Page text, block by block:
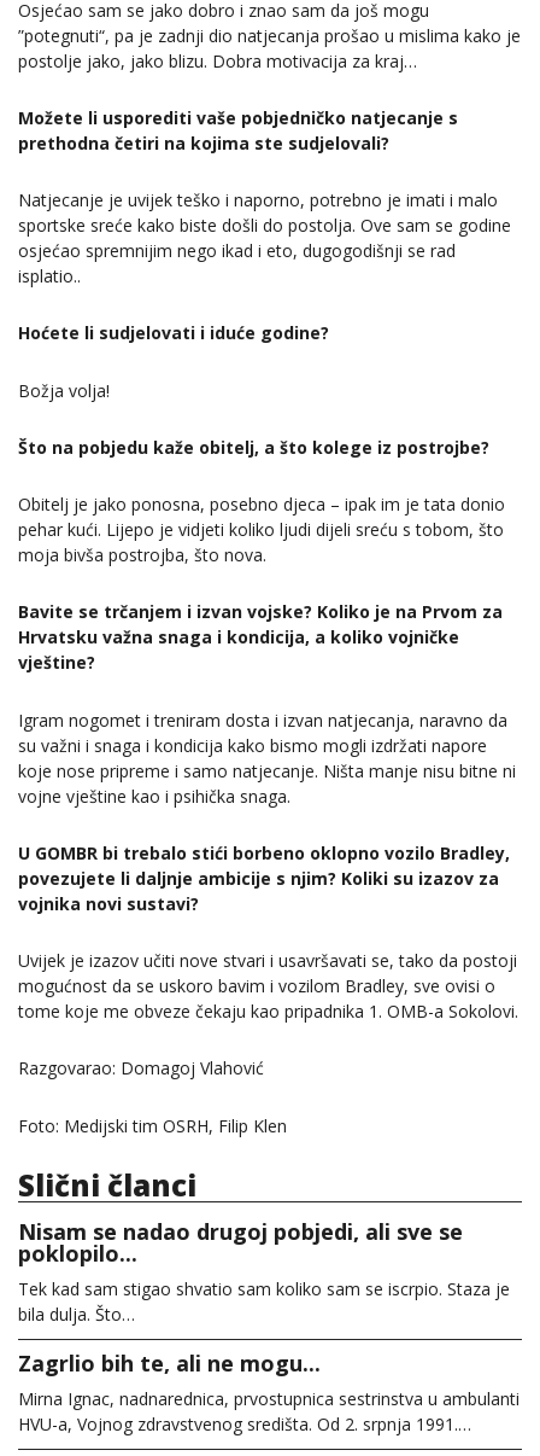
Osjećao sam se jako dobro i znao sam da još mogu
”potegnuti“, pa je zadnji dio natjecanja prošao u mislima kako je
postolje jako, jako blizu. Dobra motivacija za kraj…
Možete li usporediti vaše pobjedničko natjecanje s
prethodna četiri na kojima ste sudjelovali?
Natjecanje je uvijek teško i naporno, potrebno je imati i malo
sportske sreće kako biste došli do postolja. Ove sam se godine
osjećao spremnijim nego ikad i eto, dugogodišnji se rad
isplatio..
Hoćete li sudjelovati i iduće godine?
Božja volja!
Što na pobjedu kaže obitelj, a što kolege iz postrojbe?
Obitelj je jako ponosna, posebno djeca – ipak im je tata donio
pehar kući. Lijepo je vidjeti koliko ljudi dijeli sreću s tobom, što
moja bivša postrojba, što nova.
Bavite se trčanjem i izvan vojske? Koliko je na Prvom za
Hrvatsku važna snaga i kondicija, a koliko vojničke
vještine?
Igram nogomet i treniram dosta i izvan natjecanja, naravno da
su važni i snaga i kondicija kako bismo mogli izdržati napore
koje nose pripreme i samo natjecanje. Ništa manje nisu bitne ni
vojne vještine kao i psihička snaga.
U GOMBR bi trebalo stići borbeno oklopno vozilo Bradley,
povezujete li daljnje ambicije s njim? Koliki su izazov za
vojnika novi sustavi?
Uvijek je izazov učiti nove stvari i usavršavati se, tako da postoji
mogućnost da se uskoro bavim i vozilom Bradley, sve ovisi o
tome koje me obveze čekaju kao pripadnika 1. OMB-a Sokolovi.
Razgovarao: Domagoj Vlahović
Foto: Medijski tim OSRH, Filip Klen
Slični članci
Nisam se nadao drugoj pobjedi, ali sve se
poklopilo...
Tek kad sam stigao shvatio sam koliko sam se iscrpio. Staza je
bila dulja. Što…
Zagrlio bih te, ali ne mogu...
Mirna Ignac, nadnarednica, prvostupnica sestrinstva u ambulanti
HVU-a, Vojnog zdravstvenog središta. Od 2. srpnja 1991.…